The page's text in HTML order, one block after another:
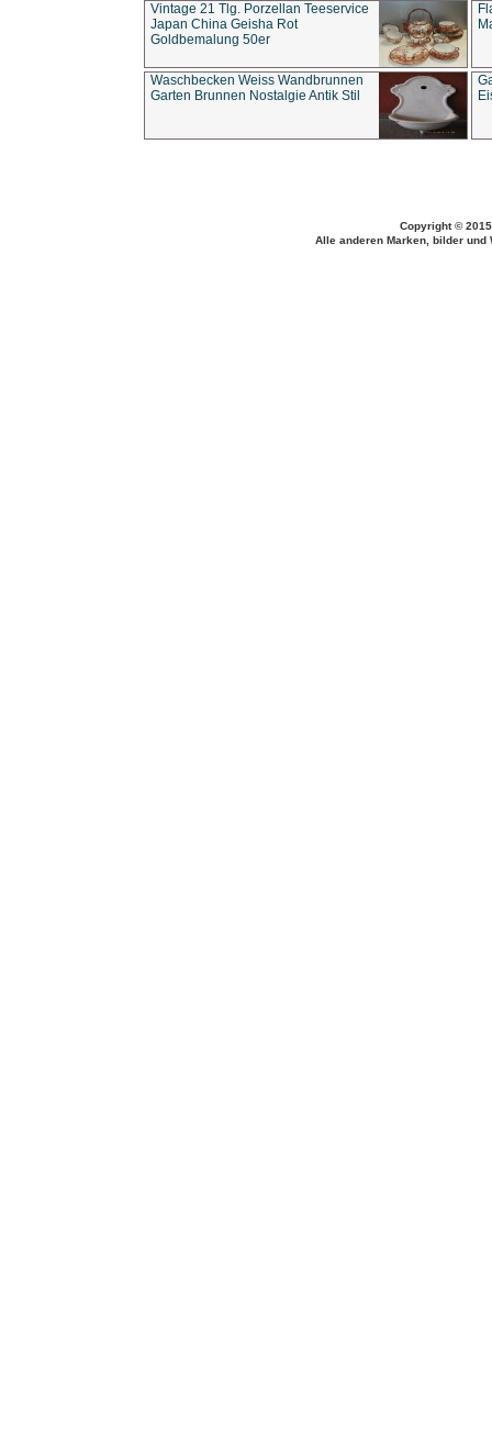
Vintage 21 Tlg. Porzellan Teeservice
Japan China Geisha Rot
Goldbemalung 50er
Waschbecken Weiss Wandbrunnen
Garten Brunnen Nostalgie Antik Stil
Copyright ©
Alle anderen Marken, bilder und